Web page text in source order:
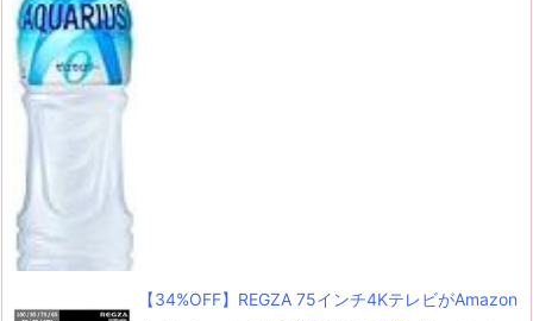
【34%OFF】REGZA 75インチ4KテレビがAmazon